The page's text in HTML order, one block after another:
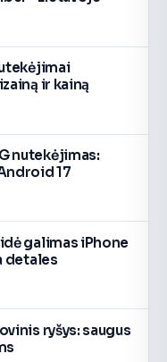
ir kainą
nutekėjimas:
17
galimas iPhone
detales
ryšys: saugus